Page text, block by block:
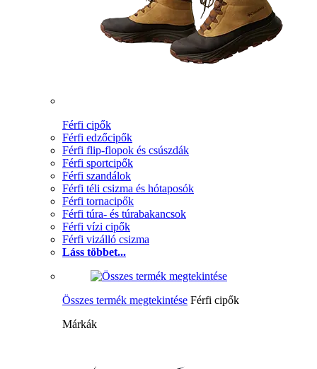
Férfi cipők
Férfi edzőcipők
Férfi flip-flopok és csúszdák
Férfi sportcipők
Férfi szandálok
Férfi téli csizma és hótaposók
Férfi tornacipők
Férfi túra- és túrabakancsok
Férfi vízi cipők
Férfi vizálló csizma
Láss többet...
Összes termék megtekintése Férfi cipők
Márkák